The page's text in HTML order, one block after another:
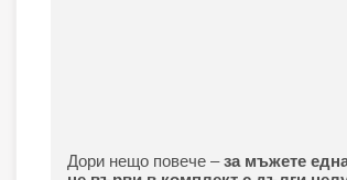
Дори нещо повече –за мъжете